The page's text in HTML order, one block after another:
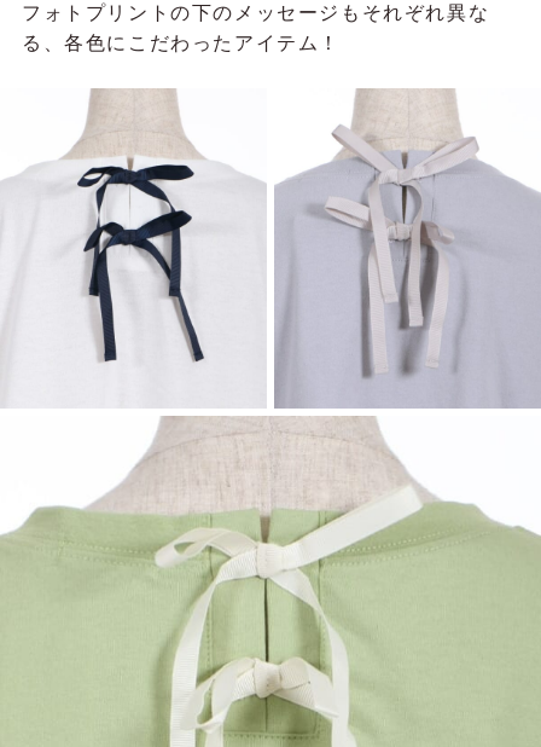
フォトプリントの下のメッセージもそれぞれ異な
る、各色にこだわったアイテム！